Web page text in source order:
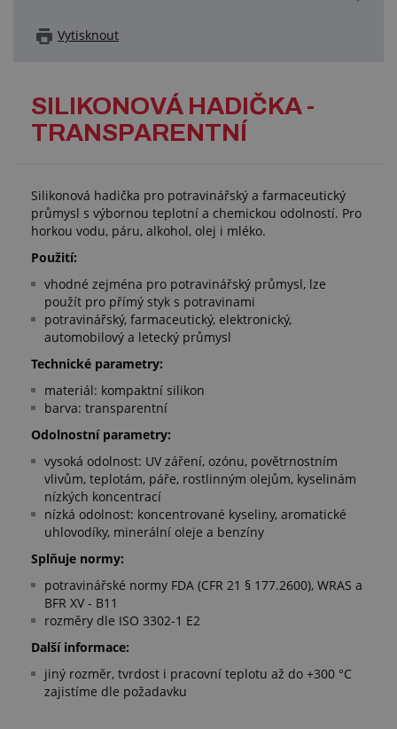
Vytisknout
SILIKONOVÁ HADIČKA -
TRANSPARENTNÍ
Silikonová hadička pro potravinářský a farmaceutický
průmysl s výbornou teplotní a chemickou odolností. Pro
horkou vodu, páru, alkohol, olej i mléko.
Použití:
vhodné zejména pro potravinářský průmysl, lze
použít pro přímý styk s potravinami
potravinářský, farmaceutický, elektronický,
automobilový a letecký průmysl
Technické parametry:
materiál: kompaktní silikon
barva: transparentní
Odolnostní parametry:
vysoká odolnost: UV záření, ozónu, povětrnostním
vlivům, teplotám, páře, rostlinným olejům, kyselinám
nízkých koncentrací
nízká odolnost: koncentrované kyseliny, aromatické
uhlovodíky, minerální oleje a benzíny
Splňuje normy:
potravinářské normy FDA (CFR 21 § 177.2600), WRAS a
BFR XV - B11
rozměry dle ISO 3302-1 E2
Další informace:
jiný rozměr, tvrdost i pracovní teplotu až do +300 °C
zajistíme dle požadavku